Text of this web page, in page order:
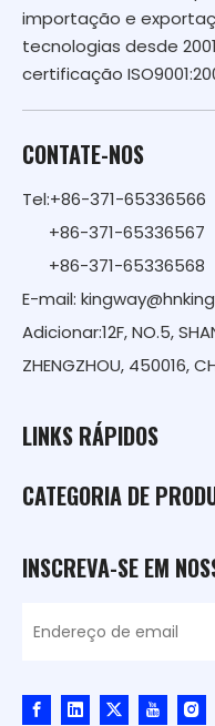
importação e
tecnologias desde
certificação
CONTATE-NOS
Tel:+86-371-65336566
+86-371-65336567
+86-371-65336568
E-mail:
Adicionar:12F, NO.5,
ZHENGZHOU, 450016,
LINKS RÁPIDOS
CATEGORIA DE
INSCREVA-SE EM